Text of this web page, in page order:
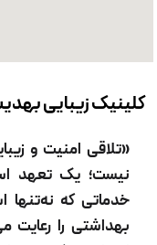
کلینیک زیبایی
«تلاقی امنیت و
نیست؛ یک تعهد
خدماتی که نه‌تنها
بهداشتی را رعایت